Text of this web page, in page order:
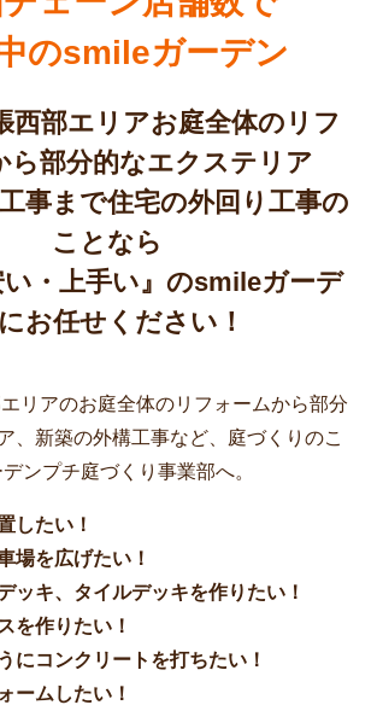
のsmileガーデン
西部エリアお庭全体のリフ
ら部分的なエクステリア
事まで住宅の外回り工事の
ことなら
い・上手い』のsmileガーデ
お任せください！
リアのお庭全体のリフォームから部分
、新築の外構工事など、庭づくりのこ
ンプチ庭づくり事業部へ。
したい！
場を広げたい！
ッキ、タイルデッキを作りたい！
を作りたい！
にコンクリートを打ちたい！
ームしたい！